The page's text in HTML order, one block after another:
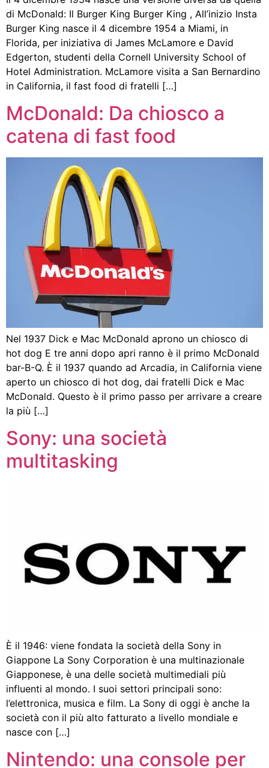
di McDonald: Il Burger King Burger King , All’inizio Insta
Burger King nasce il 4 dicembre 1954 a Miami, in
Florida, per iniziativa di James McLamore e David
Edgerton, studenti della Cornell University School of
Hotel Administration. McLamore visita a San Bernardino
in California, il fast food di fratelli […]
McDonald: Da chiosco a
catena di fast food
Nel 1937 Dick e Mac McDonald aprono un chiosco di
hot dog E tre anni dopo apri ranno è il primo McDonald
bar-B-Q. È il 1937 quando ad Arcadia, in California viene
aperto un chiosco di hot dog, dai fratelli Dick e Mac
McDonald. Questo è il primo passo per arrivare a creare
la più […]
Sony: una società
multitasking
È il 1946: viene fondata la società della Sony in
Giappone La Sony Corporation è una multinazionale
Giapponese, è una delle società multimediali più
influenti al mondo. I suoi settori principali sono:
l’elettronica, musica e film. La Sony di oggi è anche la
società con il più alto fatturato a livello mondiale e
nasce con […]
Nintendo: una console per